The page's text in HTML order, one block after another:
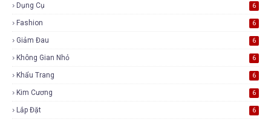
Dụng Cụ 6
Fashion 6
Giảm Đau 6
Không Gian Nhỏ 6
Khẩu Trang 6
Kim Cương 6
Lắp Đặt 6